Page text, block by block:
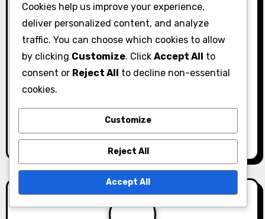
P
o
s
t
a
v
i
Gems Promotions:
Eventos
promocionales,
Campañas
especiales, Ofertas
Cookies help us improve your experience,
deliver personalized content, and analyze
traffic. You can choose which cookies to allow
by clicking Customize. Click Accept All to
consent or Reject All to decline non-essential
cookies.
Customize
Reject All
Accept All